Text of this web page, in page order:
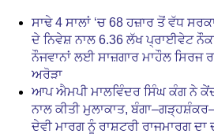
ਸਾਢੇ 4 ਸਾਲਾਂ ‘ਚ 68 ਹਜ਼ਾਰ ਤੋਂ ਵੱਧ
ਦੇ ਨਿਵੇਸ਼ ਨਾਲ 6.36 ਲੱਖ ਪ੍ਰਾਈਵੇਟ
ਨੌਜਵਾਨਾਂ ਲਈ ਸਾਜ਼ਗਾਰ ਮਾਹੌਲ ਸਿਰਜ
ਅਰੋੜਾ
ਆਪ ਐਮਪੀ ਮਾਲਵਿੰਦਰ ਸਿੰਘ ਕੰਗ ਨੇ
ਨਾਲ ਕੀਤੀ ਮੁਲਾਕਾਤ,
ਦੇਵੀ ਮਾਰਗ ਨੂੰ ਰਾਸ਼ਟਰੀ ਰਾਜਮਾਰਗ